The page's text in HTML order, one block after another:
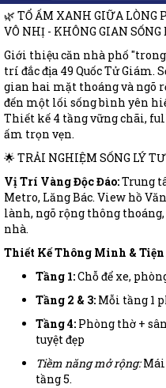
🌿 TỔ ẤM XANH GIỮA LÒNG
VÔ NHỊ - KHÔNG GIAN
Giới thiệu căn nhà phố
trí đắc địa 49 Quốc Tử Giám.
gian hai mặt thoáng và ngõ
đến một lối sống bình yên
Thiết kế 4 tầng vững chãi,
ấm trọn vẹn.
🌟 TRẢI NGHIỆM SỐNG LÝ
Vị Trí Vàng Độc Đáo:Trung
Metro, Lăng Bác. View hồ
lành, ngõ rộng thông thoáng,
nhà.
Thiết Kế Thông Minh &
Tầng 1:Chỗ để xe,
Tầng 2 & 3: Mỗi tầng 1
Tầng 4: Phòng thờ +
tuyệt đẹp
Tiềm năng mở rộng:Mái
tầng 5.